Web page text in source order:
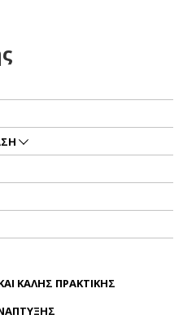
ΚΑΛΗΣ ΠΡΑΚΤΙΚΗΣ